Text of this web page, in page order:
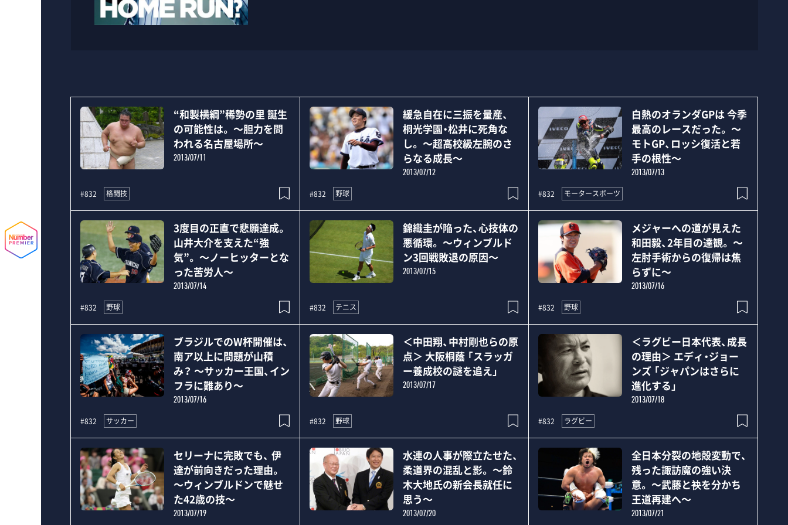
“和製横綱”稀勢の里 誕生
の可能性は。 ～胆力を問
われる名古屋場所～
2013/07/11
#832 格闘技
緩急自在に三振を量産、
桐光学園・松井に死角な
し。 ～超高校級左腕のさ
らなる成長～
2013/07/12
#832 野球
白熱のオランダGPは 今季
最高のレースだった。 ～
モトGP、ロッシ復活と若
手の根性～
2013/07/13
#832 モータースポーツ
3度目の正直で悲願達成。
山井大介を支えた“強
気”。 ～ノーヒッターとな
った苦労人～
2013/07/14
#832 野球
錦織圭が陥った、心技体の
悪循環。 ～ウィンブルド
ン3回戦敗退の原因～
2013/07/15
#832 テニス
メジャーへの道が見えた
和田毅、2年目の達観。 ～
左肘手術からの復帰は焦
らずに～
2013/07/16
#832 野球
ブラジルでのW杯開催は、
南ア以上に問題が山積
み？ ～サッカー王国、イン
フラに難あり～
2013/07/16
#832 サッカー
＜中田翔、中村剛也らの原
点＞ 大阪桐蔭 「スラッガ
ー養成校の謎を追え」
2013/07/17
#832 野球
＜ラグビー日本代表、成長
の理由＞ エディ・ジョー
ンズ 「ジャパンはさらに
進化する」
2013/07/18
#832 ラグビー
セリーナに完敗でも、 伊
達が前向きだった理由。
～ウィンブルドンで魅せ
た42歳の技～
2013/07/19
水連の人事が際立たせた、
柔道界の混乱と影。 ～鈴
木大地氏の新会長就任に
思う～
2013/07/20
全日本分裂の地殻変動で、
残った諏訪魔の強い決
意。 ～武藤と袂を分かち
王道再建へ～
2013/07/21